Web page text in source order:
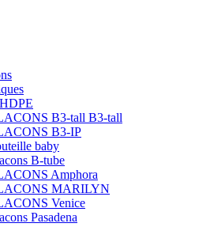
B3-tall B3-tall
B3-IP
baby
B-tube
Amphora
MARILYN
Venice
Pasadena